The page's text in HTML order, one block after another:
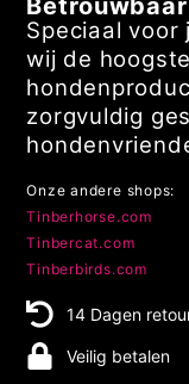
Speciaal
wij de
zorgvuldig
Onze andere shops:
Tinberhorse.com
Tinbercat.com
Tinberbirds.com
14 Dagen
Veilig betalen